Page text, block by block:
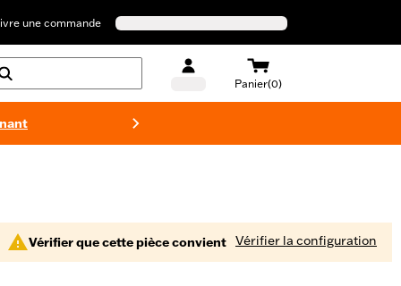
une commande
Panier(0)
Vérifier que cette pièce convient Vérifier la configuration